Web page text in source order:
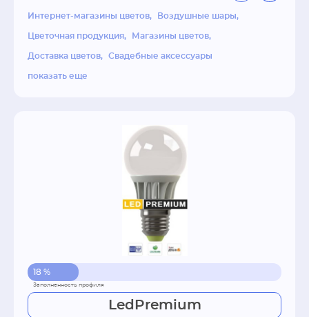
Ведь самое главное для нас — оправдать
ваши ожидания.
С любовью и заботой,
Интернет-магазины цветов Воздушные шары
Цветочная продукция Магазины цветов
Доставка цветов Свадебные аксессуары
показать еще
18 %
LedPremium